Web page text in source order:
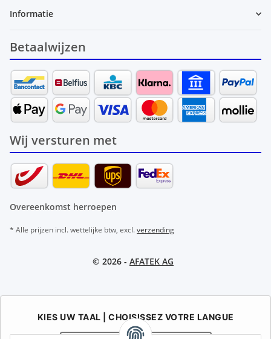
Informatie
Betaalwijzen
Wij versturen met
Overeenkomst herroepen
* Alle prijzen incl. wettelijke btw, excl.verzending
© 2026 - AFATEK AG
KIES UW TAAL | CHOISISSEZ VOTRE LANGUE